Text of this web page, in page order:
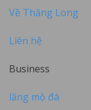
Về Thăng Long
Liên hệ
Business
lăng mộ đá